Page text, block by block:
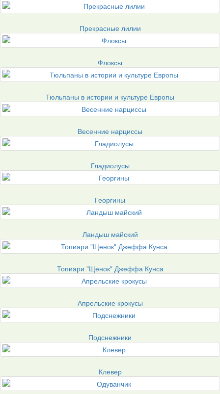
Прекрасные лилии
Флоксы
Тюльпаны в истории и культуре Европы
Весенние нарциссы
Гладиолусы
Георгины
Ландыш майский
Топиари "Щенок" Джеффа Кунса
Апрельские крокусы
Подснежники
Клевер